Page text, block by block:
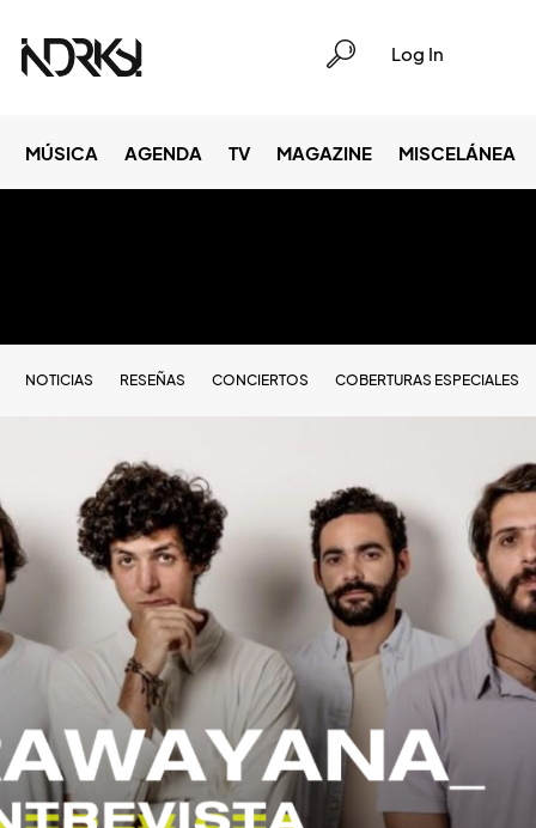
Log In
MÚSICA AGENDA TV MAGAZINE MISCELÁNEA
NOTICIAS RESEÑAS CONCIERTOS COBERTURAS ESPECIALES